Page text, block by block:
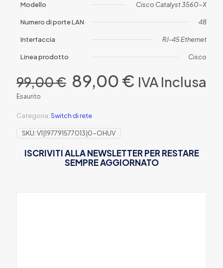
Modello Cisco Catalyst 3560-X
Numero di porte LAN 48
Interfaccia RJ-45 Ethernet
Linea prodotto Cisco
99,00€ Il
prezzo
era:
99,00 €.
89,00€ Il
prezzo
IVA Inclusa
Esaurito
Categoria:Switch di rete
SKU:V1|197791577013|0-OHUV
ISCRIVITI ALLA NEWSLETTER PER RESTARE
SEMPRE AGGIORNATO